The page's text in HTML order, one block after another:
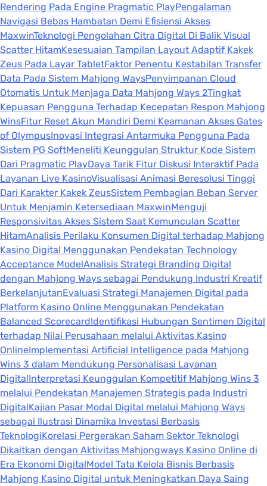
Rendering Pada Engine Pragmatic PlayPengalaman
Navigasi Bebas Hambatan Demi Efisiensi Akses
MaxwinTeknologi Pengolahan Citra Digital Di Balik Visual
Scatter HitamKesesuaian Tampilan Layout Adaptif Kakek
Zeus Pada Layar TabletFaktor Penentu Kestabilan Transfer
Data Pada Sistem Mahjong WaysPenyimpanan Cloud
Otomatis Untuk Menjaga Data Mahjong Ways 2Tingkat
Kepuasan Pengguna Terhadap Kecepatan Respon Mahjong
WinsFitur Reset Akun Mandiri Demi Keamanan Akses Gates
of OlympusInovasi Integrasi Antarmuka Pengguna Pada
Sistem PG SoftMeneliti Keunggulan Struktur Kode Sistem
Dari Pragmatic PlayDaya Tarik Fitur Diskusi Interaktif Pada
Layanan Live KasinoVisualisasi Animasi Beresolusi Tinggi
Dari Karakter Kakek ZeusSistem Pembagian Beban Server
Untuk Menjamin Ketersediaan MaxwinMenguji
Responsivitas Akses Sistem Saat Kemunculan Scatter
HitamAnalisis Perilaku Konsumen Digital terhadap Mahjong
Kasino Digital Menggunakan Pendekatan Technology
Acceptance ModelAnalisis Strategi Branding Digital
dengan Mahjong Ways sebagai Pendukung Industri Kreatif
BerkelanjutanEvaluasi Strategi Manajemen Digital pada
Platform Kasino Online Menggunakan Pendekatan
Balanced ScorecardIdentifikasi Hubungan Sentimen Digital
terhadap Nilai Perusahaan melalui Aktivitas Kasino
OnlineImplementasi Artificial Intelligence pada Mahjong
Wins 3 dalam Mendukung Personalisasi Layanan
DigitalInterpretasi Keunggulan Kompetitif Mahjong Wins 3
melalui Pendekatan Manajemen Strategis pada Industri
DigitalKajian Pasar Modal Digital melalui Mahjong Ways
sebagai Ilustrasi Dinamika Investasi Berbasis
TeknologiKorelasi Pergerakan Saham Sektor Teknologi
Dikaitkan dengan Aktivitas Mahjongways Kasino Online di
Era Ekonomi DigitalModel Tata Kelola Bisnis Berbasis
Mahjong Kasino Digital untuk Meningkatkan Daya Saing